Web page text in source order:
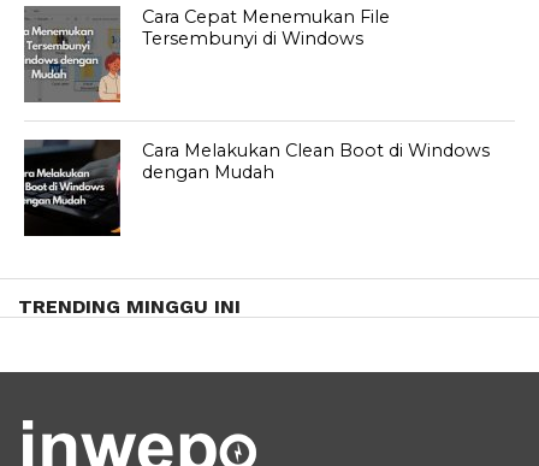
Cara Cepat Menemukan File
Tersembunyi di Windows
Cara Melakukan Clean Boot di Windows
dengan Mudah
TRENDING MINGGU INI